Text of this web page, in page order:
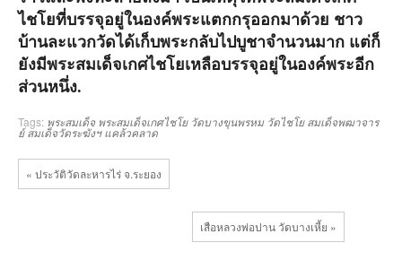
ไชโยที่บรรจุอยู่ในองค์พระแตกกรุออกมาด้วย ชาว
บ้านละแวกวัดได้เก็บพระกลับไปบูชาจำนวนมาก แต่ก็
ยังมีพระสมเด็จเกศไชโยเหลือบรรจุอยู่ในองค์พระอีก
ส่วนหนึ่ง.
Tags: พระสมเด็จ พระสมเด็จเกศไชโย วัดบางขุนพรหม วัดไชโย สมเด็จพฒาจาร
ย์ สมเด็จวัดระฆังฯ แคล้วคลาด
« ประวัติวัดละหารไร่ จ.ระยอง
เสือหลวงพ่อปาน วัดบางเหี้ย »